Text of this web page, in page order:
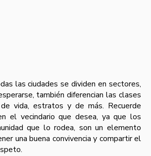
las ciudades se dividen en sectores,
también diferencian las clases
vida, estratos y de más. Recuerde
el vecindario que desea, ya que los
que lo rodea, son un elemento
una buena convivencia y compartir el